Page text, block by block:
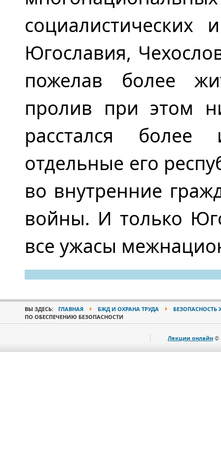
Югославия,
пожелав более
пролив при этом
расстался
отдельные его
во внутренние
войны. И только
все ужасы
ВЫ ЗДЕСЬ: ГЛАВНАЯ БЖД И ОХРАНА ТРУДА
БЕЗОПАСНОСТЬ
ПО ОБЕСПЕЧЕНИЮ БЕЗОПАСНОСТИ
Лекции онлайн ©